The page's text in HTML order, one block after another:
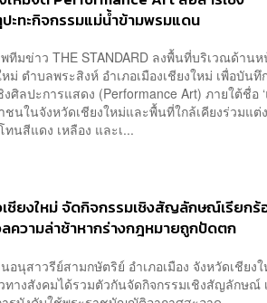
ทะกิจกรรมแม่น้ำข้ามพรมแดน
ทีมข่าว THE STANDARD ลงพื้นที่บริเวณด้านห
ม่ ตำบลพระสิงห์ อำเภอเมืองเชียงใหม่ เพื่อบันทึ
ศิลปะการแสดง (Performance Art) ภายใต้ชื่อ
ชนในจังหวัดเชียงใหม่และพื้นที่ใกล้เคียงร่วมแต่
นสีแดง เหลือง และเ...
ชียงใหม่ จัดกิจกรรมเชิงสัญลักษณ์เรียกร้
ความล่าช้าหากร่างกฎหมายถูกปัดตก
นุสาวรีย์สามกษัตริย์ อำเภอเมือง จังหวัดเชียง
างสังคมได้รวมตัวกันจัดกิจกรรมเชิงสัญลักษณ์